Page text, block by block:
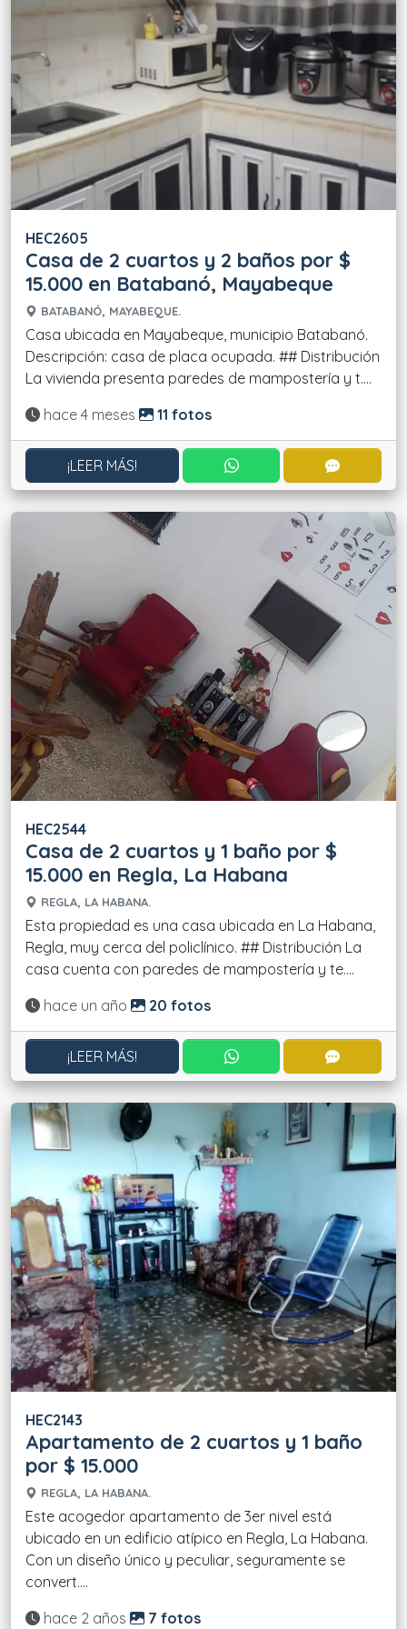
HEC2605
Casa de 2 cuartos y 2 baños por $
15.000 en Batabanó, Mayabeque
BATABANÓ, MAYABEQUE.
Casa ubicada en Mayabeque, municipio Batabanó.
Descripción: casa de placa ocupada. ## Distribución
La vivienda presenta paredes de mampostería y t....
Actualizado:
hace 4 meses 11 fotos
¡LEER MÁS! CONTACTAR POR
HEC2544
Casa de 2 cuartos y 1 baño por $
15.000 en Regla, La Habana
REGLA, LA HABANA.
Esta propiedad es una casa ubicada en La Habana,
Regla, muy cerca del policlínico. ## Distribución La
casa cuenta con paredes de mampostería y te....
Actualizado:
hace un año 20 fotos
¡LEER MÁS! CONTACTAR POR
HEC2143
Apartamento de 2 cuartos y 1 baño
por $ 15.000
REGLA, LA HABANA.
Este acogedor apartamento de 3er nivel está
ubicado en un edificio atípico en Regla, La Habana.
Con un diseño único y peculiar, seguramente se
convert....
Actualizado:
hace 2 años 7 fotos